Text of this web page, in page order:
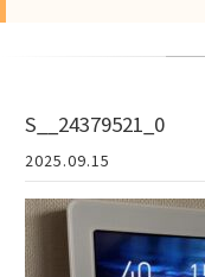
S__24379521_0
2025.09.15